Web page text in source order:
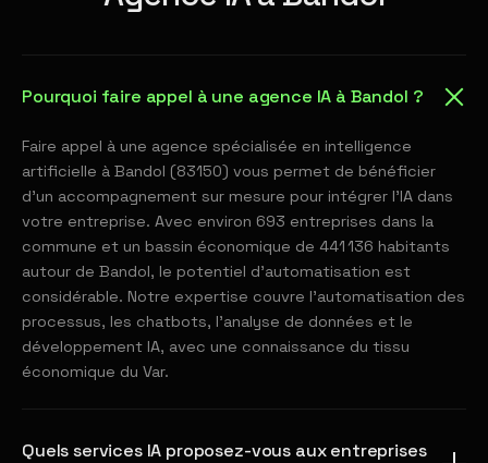
Pourquoi faire appel à une agence IA à Bandol ?
Faire appel à une agence spécialisée en intelligence
artificielle à Bandol (83150) vous permet de bénéficier
d'un accompagnement sur mesure pour intégrer l'IA dans
votre entreprise. Avec environ 693 entreprises dans la
commune et un bassin économique de 441 136 habitants
autour de Bandol, le potentiel d'automatisation est
considérable. Notre expertise couvre l'automatisation des
processus, les chatbots, l'analyse de données et le
développement IA, avec une connaissance du tissu
économique du Var.
Quels services IA proposez-vous aux entreprises